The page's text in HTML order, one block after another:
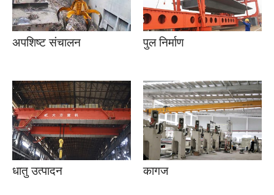
अपशिष्ट संचालन पुल निर्माण
धातु उत्पादन कागज